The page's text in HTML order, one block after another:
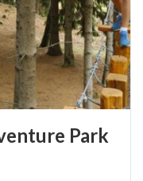
conseguenza della
contenuti.
Park